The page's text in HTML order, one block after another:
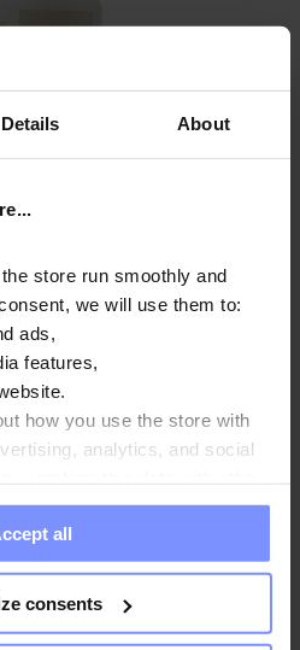
Details About
store run smoothly and
we will use them to:
ads,
features,
how you use the store with
analytics, and social
to them or that they have
services. Do you agree?
all
consents
capsule
al carrello